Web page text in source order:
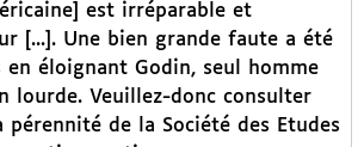
est irréparable et
[...]. Une bien grande faute a été
éloignant Godin, seul homme
lourde. Veuillez-donc consulter
de la Société des Etudes